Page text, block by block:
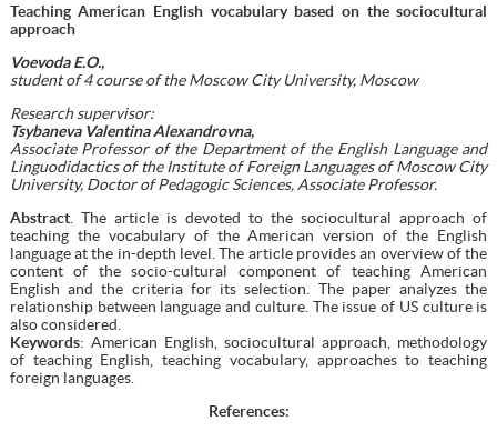
Teaching American English vocabulary based on the sociocultural
approach
Voevoda E.O.,
student of 4 course of the Moscow City University, Moscow
Research supervisor:
Tsybaneva Valentina Alexandrovna,
Associate Professor of the Department of the English Language and
Linguodidactics of the Institute of Foreign Languages of Moscow City
University, Doctor of Pedagogic Sciences, Associate Professor.
Abstract. The article is devoted to the sociocultural approach of
teaching the vocabulary of the American version of the English
language at the in-depth level. The article provides an overview of the
content of the socio-cultural component of teaching American
English and the criteria for its selection. The paper analyzes the
relationship between language and culture. The issue of US culture is
also considered.
Keywords: American English, sociocultural approach, methodology
of teaching English, teaching vocabulary, approaches to teaching
foreign languages.
References: